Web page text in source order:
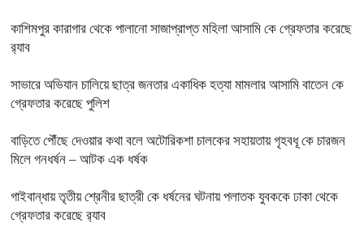
কাশিমপুর কারাগার থেকে পালানো সাজাপ্রাপ্ত মহিলা আসামি কে গ্রেফতার করেছে
র‍্যাব
সাভারে অভিযান চালিয়ে ছাত্র জনতার একাধিক হত্যা মামলার আসামি বাতেন কে
গ্রেফতার করেছে পুলিশ
বাড়িতে পৌঁছে দেওয়ার কথা বলে অটোরিকশা চালকের সহায়তায় গৃহবধূ কে চারজন
মিলে গনধর্ষন – আটক এক ধর্ষক
গাইবান্ধায় তৃতীয় শ্রেনীর ছাত্রী কে ধর্ষনের ঘটনায় পলাতক যুবককে ঢাকা থেকে
গ্রেফতার করেছে র‍্যাব